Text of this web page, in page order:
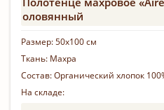
оловянный
Размер:50х100 см
Ткань: Махра
Состав:Органический хлопок
На складе: